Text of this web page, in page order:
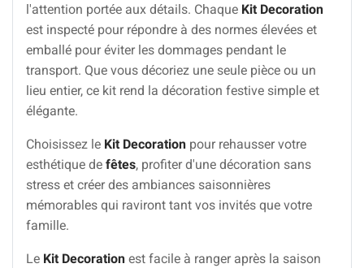
l'attention portée aux détails. Chaque Kit Decoration
est inspecté pour répondre à des normes élevées et
emballé pour éviter les dommages pendant le
transport. Que vous décoriez une seule pièce ou un
lieu entier, ce kit rend la décoration festive simple et
élégante.
Choisissez le Kit Decoration pour rehausser votre
esthétique de fêtes, profiter d'une décoration sans
stress et créer des ambiances saisonnières
mémorables qui raviront tant vos invités que votre
famille.
Le Kit Decoration est facile à ranger après la saison